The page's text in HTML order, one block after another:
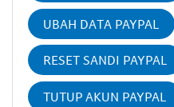
UBAH DATA PAYPAL
RESET SANDI PAYPAL
TUTUP AKUN PAYPAL